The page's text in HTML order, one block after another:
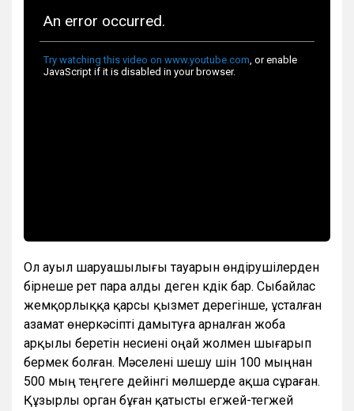
Ол ауыл шаруашылығы тауарын өндірушілерден
бірнеше рет пара алды деген күдік бар. Сыбайлас
жемқорлыққа қарсы қызмет дерегінше, ұсталған
азамат өнеркәсіпті дамытуға арналған жоба
арқылы беретін несиені оңай жолмен шығарып
бермек болған. Мәселені шешу үшін 100 мыңнан
500 мың теңгеге дейінгі мөлшерде ақша сұраған.
Құзырлы орган бұған қатысты егжей-тегжей